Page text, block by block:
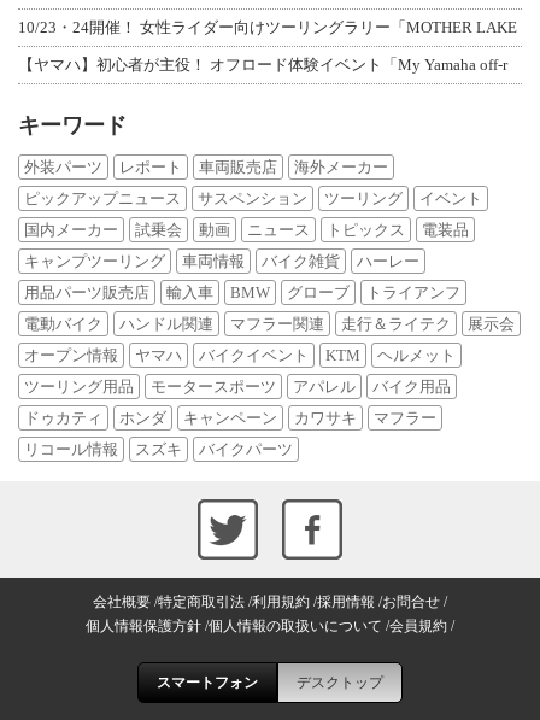
10/23・24開催！ 女性ライダー向けツーリングラリー「MOTHER LAKE
【ヤマハ】初心者が主役！ オフロード体験イベント「My Yamaha off-r
キーワード
外装パーツ レポート 車両販売店
海外メーカー
ピックアップニュース
サスペンション ツーリング
イベント
国内メーカー
試乗会 動画 ニュース トピックス
電装品
キャンプツーリング
車両情報 バイク雑貨
ハーレー
用品パーツ販売店
輸入車 BMW グローブ
トライアンフ
電動バイク
ハンドル関連 マフラー関連 走行＆ライテク
展示会
オープン情報
ヤマハ バイクイベント KTM
ヘルメット
ツーリング用品
モータースポーツ アパレル
バイク用品
ドゥカティ
ホンダ キャンペーン カワサキ
マフラー
リコール情報
スズキ バイクパーツ
会社概要 特定商取引法 利用規約 採用情報 お問合せ
個人情報保護方針 個人情報の取扱いについて 会員規約
スマートフォン デスクトップ